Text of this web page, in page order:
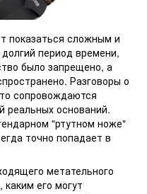
показаться сложным и
период времени,
было запрещено, а
Разговоры о
сопровождаются
оснований.
"ртутном ноже"
точно попадает в
метательного
его могут